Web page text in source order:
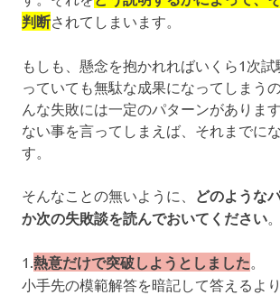
判断されてしまいます。
もしも、懸念を抱かれればいくら1次
っていても無駄な成果になってしまう
んな失敗には一定のパターンがありま
ない事を言ってしまえば、それまでに
す。
そんなことの無いように、 どのような
か次の失敗談を読んでおいてください。
1.熱意だけで突破しようとしました。
小手先の模範解答を暗記して答えるよ